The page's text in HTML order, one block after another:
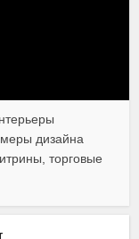
дизайна
торговые